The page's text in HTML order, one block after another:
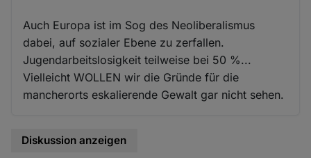
Auch Europa ist im Sog des Neoliberalismus
dabei, auf sozialer Ebene zu zerfallen.
Jugendarbeitslosigkeit teilweise bei 50 %...
Vielleicht WOLLEN wir die Gründe für die
mancherorts eskalierende Gewalt gar nicht sehen.
Diskussion anzeigen